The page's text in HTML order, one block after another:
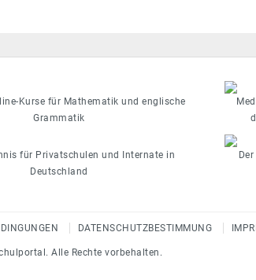
Kurse für Mathematik und englische
Grammatik
für Privatschulen und Internate in
Deutschland
DATENSCHUTZBESTIMMUNG
Alle Rechte vorbehalten.